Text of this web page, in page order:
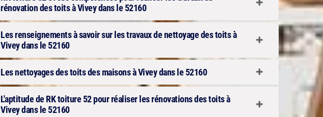
rénovation des toits à Vivey dans le 52160
Les renseignements à savoir sur les travaux de nettoyage des toits à
Vivey dans le 52160
Les nettoyages des toits des maisons à Vivey dans le 52160
L'aptitude de RK toiture 52 pour réaliser les rénovations des toits à
Vivey dans le 52160